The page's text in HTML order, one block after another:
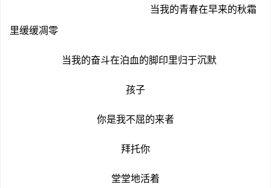
当我的青春在早来的秋霜
里缓缓凋零
当我的奋斗在泊血的脚印里归于沉默
孩子
你是我不屈的来者
拜托你
堂堂地活着